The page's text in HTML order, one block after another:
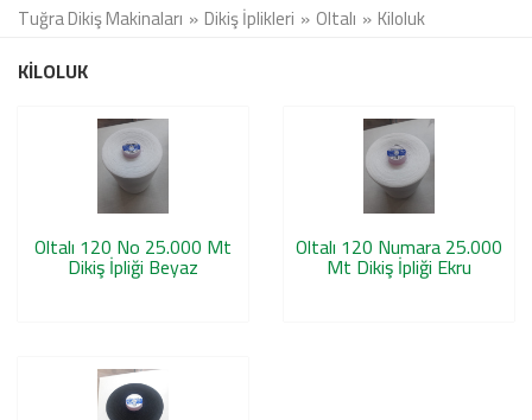
Tuğra Dikiş Makinaları Dikiş İplikleri Oltalı Kiloluk
KİLOLUK
Oltalı 120 No 25.000 Mt
Dikiş İpliği Beyaz
Oltalı 120 Numara 25.000
Mt Dikiş İpliği Ekru